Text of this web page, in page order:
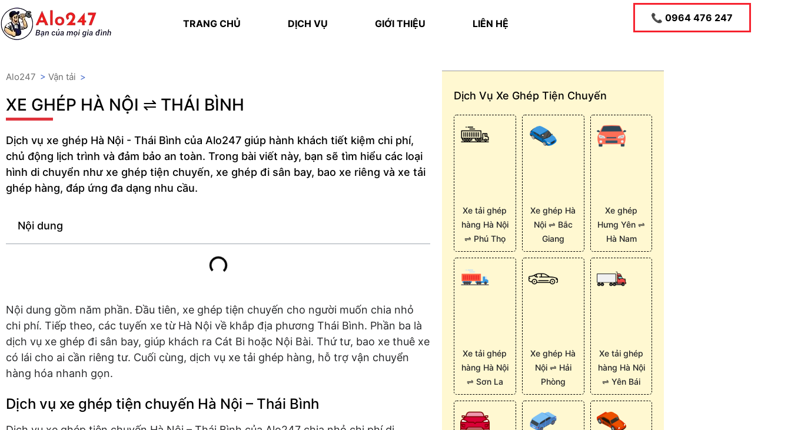
TRANG CHỦ DỊCH VỤ GIỚI THIỆU LIÊN HỆ 📞 0964 476 247
Alo247 > Vận tải >
XE GHÉP HÀ NỘI ⇌ THÁI BÌNH
Dịch vụ xe ghép Hà Nội - Thái Bình của Alo247 giúp hành khách tiết kiệm chi phí,
chủ động lịch trình và đảm bảo an toàn. Trong bài viết này, bạn sẽ tìm hiểu các loại
hình di chuyển như xe ghép tiện chuyến, xe ghép đi sân bay, bao xe riêng và xe tải
ghép hàng, đáp ứng đa dạng nhu cầu.
Nội dung
Nội dung gồm năm phần. Đầu tiên, xe ghép tiện chuyến cho người muốn chia nhỏ
chi phí. Tiếp theo, các tuyến xe từ Hà Nội về khắp địa phương Thái Bình. Phần ba là
dịch vụ xe ghép đi sân bay, giúp khách ra Cát Bi hoặc Nội Bài. Thứ tư, bao xe thuê xe
có lái cho ai cần riêng tư. Cuối cùng, dịch vụ xe tải ghép hàng, hỗ trợ vận chuyển
hàng hóa nhanh gọn.
Dịch vụ xe ghép tiện chuyến Hà Nội – Thái Bình
Dịch Vụ Xe Ghép Tiện Chuyến
Xe tải ghép
hàng Hà Nội
⇌ Phú Thọ
Xe ghép Hà
Nội ⇌ Bắc
Giang
Xe ghép
Hưng Yên ⇌
Hà Nam
Xe tải ghép
hàng Hà Nội
⇌ Sơn La
Xe ghép Hà
Nội ⇌ Hải
Phòng
Xe tải ghép
hàng Hà Nội
⇌ Yên Bái